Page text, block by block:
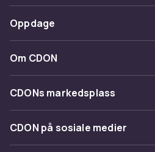
Spor pakke
Angre & returner her
Kontakt oss
Betaling
Levering
Tilbakekallinger
Oppdage
Kategorier
Varemerker
Om CDON
Om oss
Kundeanmeldelser
Jobbe på CDON
CDONs markedsplass
Merchant Help Center
CDON på sosiale medier